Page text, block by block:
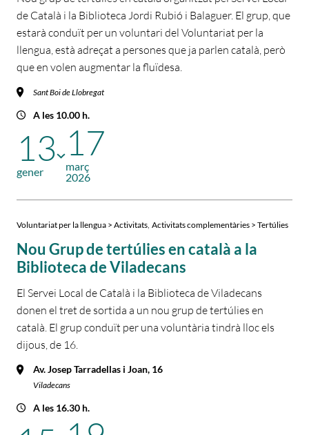
de Català i la Biblioteca Jordi Rubió i Balaguer. El grup, que
estarà conduït per un voluntari del Voluntariat per la
llengua, està adreçat a persones que ja parlen català, però
que en volen augmentar la fluïdesa.
Sant Boi de Llobregat
A les 10.00 h.
13
gener
17
març
2026
Voluntariat per la llengua > Activitats Activitats complementàries > Tertúlies
Nou Grup de tertúlies en català a la
Biblioteca de Viladecans
El Servei Local de Català i la Biblioteca de Viladecans
donen el tret de sortida a un nou grup de tertúlies en
català. El grup conduït per una voluntària tindrà lloc els
dijous, de 16.
Av. Josep Tarradellas i Joan, 16
Viladecans
A les 16.30 h.